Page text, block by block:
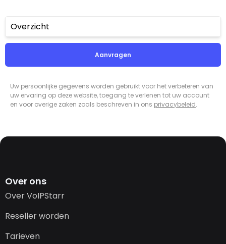
Overzicht
Aanvragen
Uw persoonlijke gegevens worden gebruikt voor het verbeteren van
uw ervaring op deze website, toegang te verlenen tot uw account
en voor overige zaken zoals beschreven in ons privacybeleid.
Over ons
Over VoIPStarr
Reseller worden
Tarieven